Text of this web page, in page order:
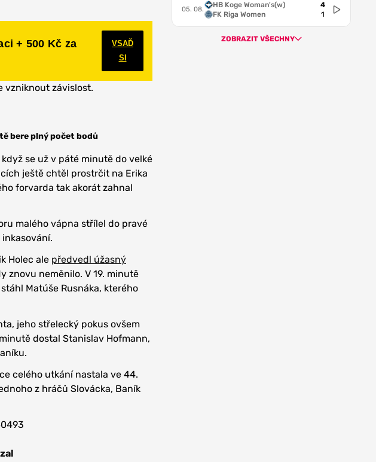
+ 500 Kč za
VSAĎ
SI
vzniknout závislost.
bere plný počet bodů
se už v páté minutě do velké
ještě chtěl prostrčit na Erika
forvarda tak akorát zahnal
malého vápna střílel do pravé
Holec ale předvedl úžasný
znovu neměnilo. V 19. minutě
Matúše Rusnáka, kterého
jeho střelecký pokus ovšem
dostal Stanislav Hofmann,
celého utkání nastala ve 44.
z hráčů Slovácka, Baník
05. 08.
HB Koge Woman's(w)
FK Riga Women
4
1
ZOBRAZIT VŠECHNY